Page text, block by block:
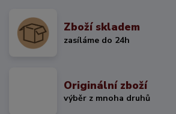
Zboží skladem
zasíláme do 24h
Originální zboží
výběr z mnoha druhů